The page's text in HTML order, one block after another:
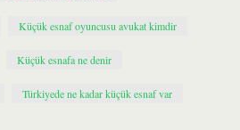
Küçük esnaf oyuncusu avukat kimdir
Küçük esnafa ne denir
Türkiyede ne kadar küçük esnaf var